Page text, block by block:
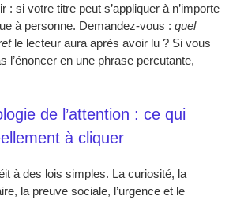
: si votre titre peut s’appliquer à n’importe
à personne. Demandez-vous :quel
le lecteur aura après avoir lu ? Si vous
l’énoncer en une phrase percutante,
de l’attention : ce qui
à cliquer
à des lois simples. La curiosité, la
la preuve sociale, l’urgence et le